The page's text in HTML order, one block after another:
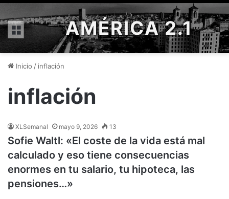
Menú AMÉRICA 2.1
Inicio / inflación
inflación
XLSemanal mayo 9, 2026 13
Sofie Waltl: «El coste de la vida está mal
calculado y eso tiene consecuencias
enormes en tu salario, tu hipoteca, las
pensiones…»